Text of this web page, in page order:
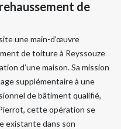
de
une main-d’œuvre
de toiture à Reyssouze
d’une maison. Sa mission
supplémentaire à une
de bâtiment qualifié,
cette opération se
existante dans son